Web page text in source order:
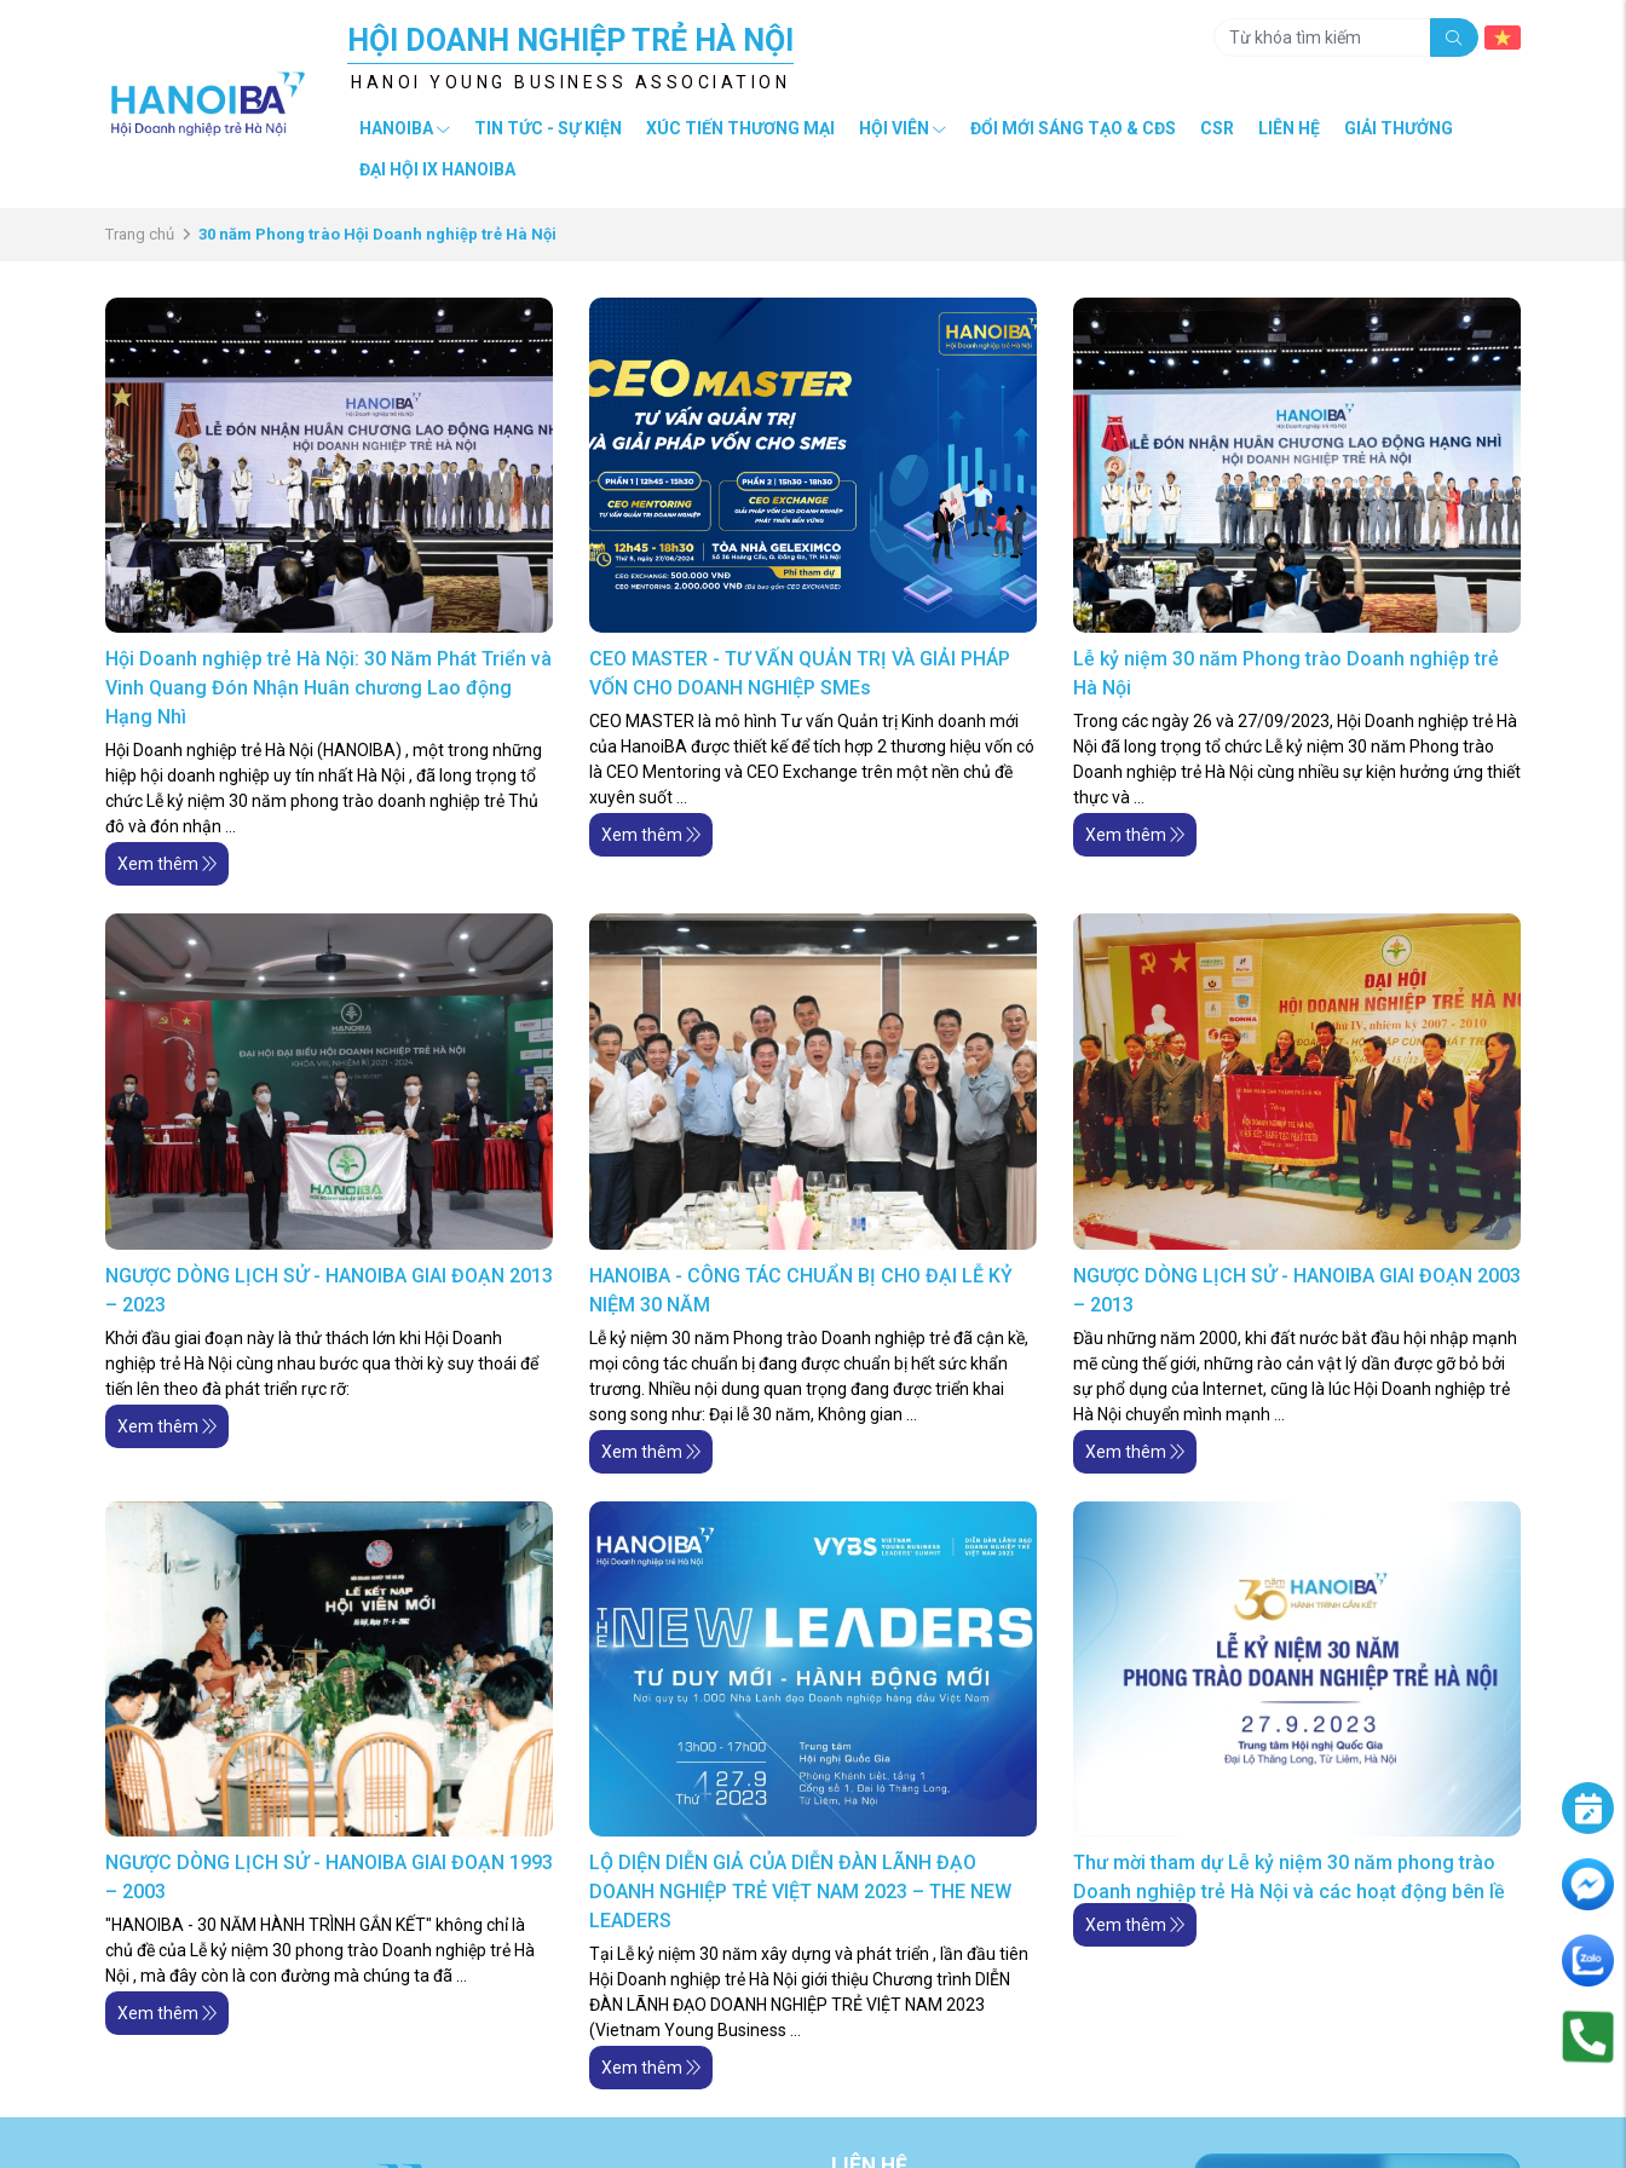
HỘI DOANH NGHIỆP TRẺ HÀ NỘI
HANOI YOUNG BUSINESS ASSOCIATION
HANOIBA TIN TỨC - SỰ KIỆN XÚC TIẾN THƯƠNG MẠI HỘI VIÊN ĐỔI MỚI SÁNG TẠO & CĐS CSR LIÊN HỆ GIẢI THƯỞNG
ĐẠI HỘI IX HANOIBA
Trang chủ 30 năm Phong trào Hội Doanh nghiệp trẻ Hà Nội
Hội Doanh nghiệp trẻ Hà Nội: 30 Năm Phát Triển và
Vinh Quang Đón Nhận Huân chương Lao động
Hạng Nhì
Hội Doanh nghiệp trẻ Hà Nội (HANOIBA) , một trong những
hiệp hội doanh nghiệp uy tín nhất Hà Nội , đã long trọng tổ
chức Lễ kỷ niệm 30 năm phong trào doanh nghiệp trẻ Thủ
đô và đón nhận ...
Xem thêm
CEO MASTER - TƯ VẤN QUẢN TRỊ VÀ GIẢI PHÁP
VỐN CHO DOANH NGHIỆP SMEs
CEO MASTER là mô hình Tư vấn Quản trị Kinh doanh mới
của HanoiBA được thiết kế để tích hợp 2 thương hiệu vốn có
là CEO Mentoring và CEO Exchange trên một nền chủ đề
xuyên suốt ...
Xem thêm
Lễ kỷ niệm 30 năm Phong trào Doanh nghiệp trẻ
Hà Nội
Trong các ngày 26 và 27/09/2023, Hội Doanh nghiệp trẻ Hà
Nội đã long trọng tổ chức Lễ kỷ niệm 30 năm Phong trào
Doanh nghiệp trẻ Hà Nội cùng nhiều sự kiện hưởng ứng thiết
thực và ...
Xem thêm
NGƯỢC DÒNG LỊCH SỬ - HANOIBA GIAI ĐOẠN 2013
– 2023
Khởi đầu giai đoạn này là thử thách lớn khi Hội Doanh
nghiệp trẻ Hà Nội cùng nhau bước qua thời kỳ suy thoái để
tiến lên theo đà phát triển rực rỡ:
Xem thêm
HANOIBA - CÔNG TÁC CHUẨN BỊ CHO ĐẠI LỄ KỶ
NIỆM 30 NĂM
Lễ kỷ niệm 30 năm Phong trào Doanh nghiệp trẻ đã cận kề,
mọi công tác chuẩn bị đang được chuẩn bị hết sức khẩn
trương. Nhiều nội dung quan trọng đang được triển khai
song song như: Đại lễ 30 năm, Không gian ...
Xem thêm
NGƯỢC DÒNG LỊCH SỬ - HANOIBA GIAI ĐOẠN 2003
– 2013
Đầu những năm 2000, khi đất nước bắt đầu hội nhập mạnh
mẽ cùng thế giới, những rào cản vật lý dần được gỡ bỏ bởi
sự phổ dụng của Internet, cũng là lúc Hội Doanh nghiệp trẻ
Hà Nội chuyển mình mạnh ...
Xem thêm
NGƯỢC DÒNG LỊCH SỬ - HANOIBA GIAI ĐOẠN 1993
– 2003
"HANOIBA - 30 NĂM HÀNH TRÌNH GẮN KẾT" không chỉ là
chủ đề của Lễ kỷ niệm 30 phong trào Doanh nghiệp trẻ Hà
Nội , mà đây còn là con đường mà chúng ta đã ...
Xem thêm
LỘ DIỆN DIỄN GIẢ CỦA DIỄN ĐÀN LÃNH ĐẠO
DOANH NGHIỆP TRẺ VIỆT NAM 2023 – THE NEW
LEADERS
Tại Lễ kỷ niệm 30 năm xây dựng và phát triển , lần đầu tiên
Hội Doanh nghiệp trẻ Hà Nội giới thiệu Chương trình DIỄN
ĐÀN LÃNH ĐẠO DOANH NGHIỆP TRẺ VIỆT NAM 2023
(Vietnam Young Business ...
Xem thêm
Thư mời tham dự Lễ kỷ niệm 30 năm phong trào
Doanh nghiệp trẻ Hà Nội và các hoạt động bên lề
Xem thêm